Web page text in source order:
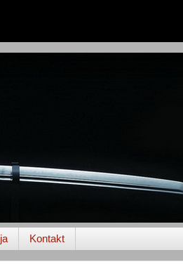
Kontakt